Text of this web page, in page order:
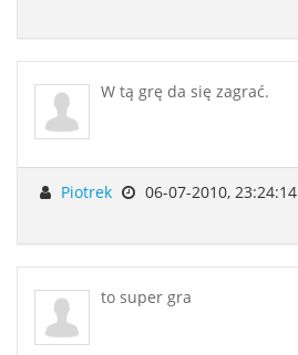
W tą grę da się zagrać.
Piotrek
06-07-2010, 23:24:14
to super gra